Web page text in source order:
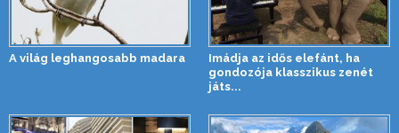
A világ leghangosabb madara
Imádja az idős elefánt, ha
gondozója klasszikus zenét
játs...